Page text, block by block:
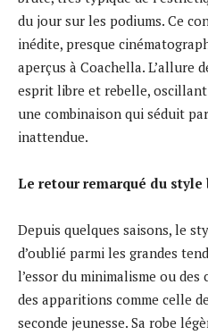
du jour sur les podiums. Ce
inédite, presque
aperçus à Coachella. L’allure
esprit libre et rebelle,
une combinaison qui séduit
inattendue.
Le retour remarqué du style
Depuis quelques saisons, le
d’oublié parmi les grandes
l’essor du minimalisme ou des
des apparitions comme celle
seconde jeunesse. Sa robe